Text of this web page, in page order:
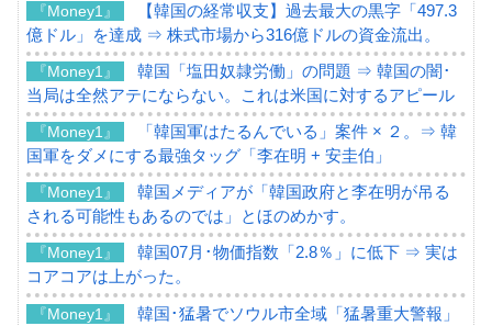
『Money1』
【韓国の経常収支】過去最大の黒字「497.3
億ドル」を達成 ⇒ 株式市場から316億ドルの資金流出。
『Money1』
韓国「塩田奴隷労働」の問題 ⇒ 韓国の闇･
当局は全然アテにならない。これは米国に対するアピール
『Money1』
「韓国軍はたるんでいる」案件 × ２。⇒ 韓
国軍をダメにする最強タッグ「李在明 + 安圭伯」
『Money1』
韓国メディアが「韓国政府と李在明が吊る
される可能性もあるのでは」とほのめかす。
『Money1』
韓国07月･物価指数「2.8％」に低下 ⇒ 実は
コアコアは上がった。
『Money1』
韓国･猛暑でソウル市全域「猛暑重大警報」